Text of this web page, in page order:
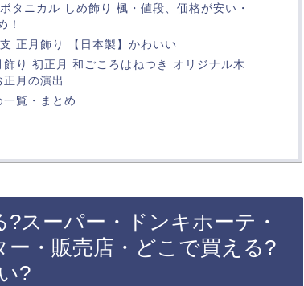
タニカル しめ飾り 楓・値段、価格が安い・
！
正月飾り 【日本製】かわいい
り 初正月 和ごころはねつき オリジナル木
月の演出
覧・まとめ
スーパー・ドンキホーテ・
・販売店・どこで買える?
?